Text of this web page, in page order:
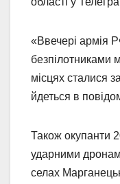
«Ввечері армія
безпілотниками
місцях сталися
йдеться в
Також окупанти
ударними
селах